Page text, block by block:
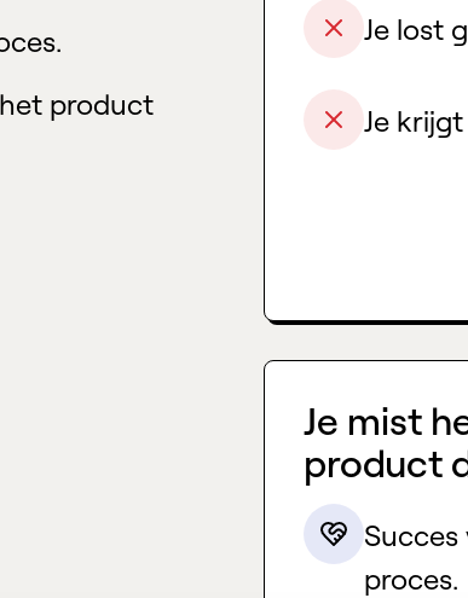
product
Je lost
Je
Je mist
product
proces.